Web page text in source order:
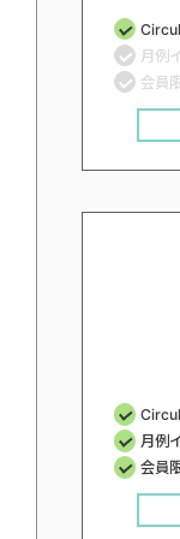
月例
会員
月例
会員